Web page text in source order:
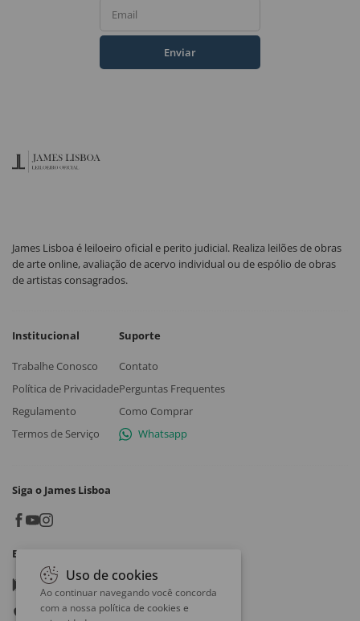
Email
Enviar
James Lisboa é leiloeiro oficial e perito judicial. Realiza leilões de obras
de arte online, avaliação de acervo individual ou de espólio de obras
de artistas consagrados.
Institucional
Trabalhe Conosco
Política de Privacidade
Regulamento
Termos de Serviço
Suporte
Contato
Perguntas Frequentes
Como Comprar
Whatsapp
Siga o James Lisboa
Baixe o App
Google play
App store
Uso de cookies
Ao continuar navegando você concorda
com a nossa política de cookies e